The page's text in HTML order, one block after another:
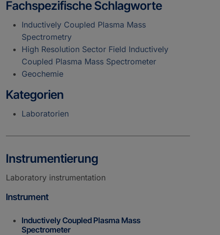
Fachspezifische Schlagworte
Inductively Coupled Plasma Mass
Spectrometry
High Resolution Sector Field Inductively
Coupled Plasma Mass Spectrometer
Geochemie
Kategorien
Laboratorien
Instrumentierung
Laboratory instrumentation
Instrument
Inductively Coupled Plasma Mass
Spectrometer